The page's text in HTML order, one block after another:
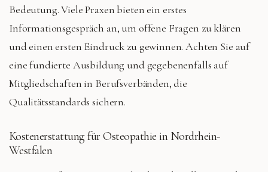
Bedeutung. Viele Praxen bieten ein erstes
Informationsgespräch an, um offene Fragen zu klären
und einen ersten Eindruck zu gewinnen. Achten Sie auf
eine fundierte Ausbildung und gegebenenfalls auf
Mitgliedschaften in Berufsverbänden, die
Qualitätsstandards sichern.
Kostenerstattung für Osteopathie in Nordrhein-
Westfalen